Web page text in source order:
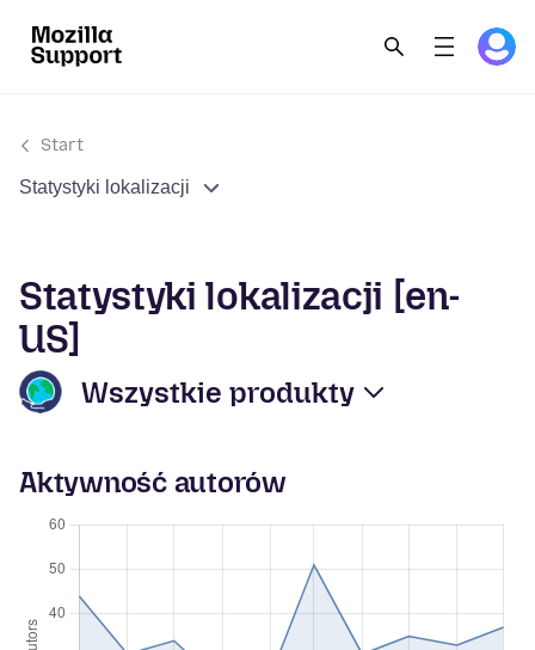
Start
Statystyki lokalizacji
Statystyki lokalizacji [en-
US]
Wszystkie produkty
Aktywność autorów